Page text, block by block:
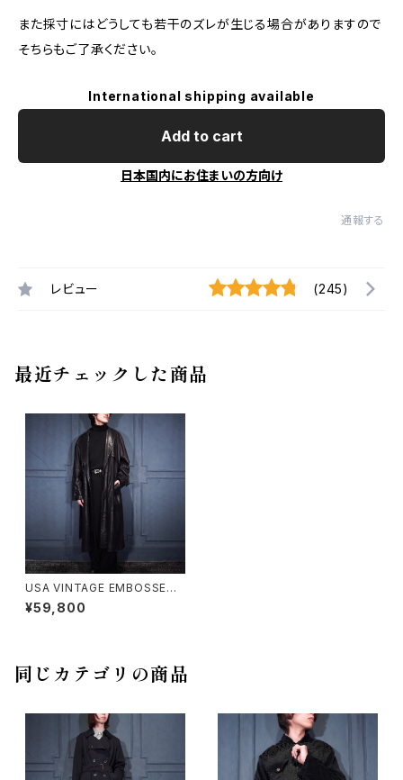
また採寸にはどうしても若干のズレが生じる場合がありますので
そちらもご了承ください。
International shipping available
Add to cart
日本国内にお住まいの方向け
通報する
レビュー (245)
最近チェックした商品
USA VINTAGE EMBOSSED
DESIGN BELTED LEATHER
TRENCH COAT/アメリカ古着
¥59,800
同じカテゴリの商品